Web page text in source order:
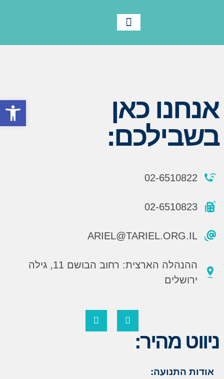
אנחנו כאן
בשבילכם:
02-6510822
02-6510823
ARIEL@TARIEL.ORG.IL
ההנהלה הארצית: רחוב הבושם 11, גילה
ירושלים
ניווט מהיר:
אודות התנועה:
פתח